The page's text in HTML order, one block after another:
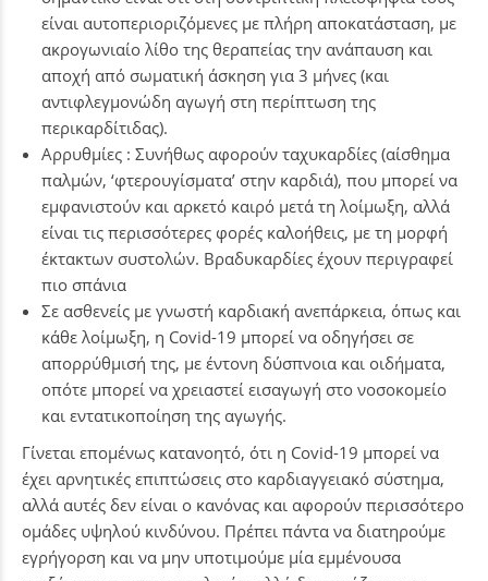
είναι αυτοπεριοριζόμενες με πλήρη αποκατάσταση, με
ακρογωνιαίο λίθο της θεραπείας την ανάπαυση και
αποχή από σωματική άσκηση για 3 μήνες (και
αντιφλεγμονώδη αγωγή στη περίπτωση της
περικαρδίτιδας).
Αρρυθμίες : Συνήθως αφορούν ταχυκαρδίες (αίσθημα
παλμών, ‘φτερουγίσματα’ στην καρδιά), που μπορεί να
εμφανιστούν και αρκετό καιρό μετά τη λοίμωξη, αλλά
είναι τις περισσότερες φορές καλοήθεις, με τη μορφή
έκτακτων συστολών. Βραδυκαρδίες έχουν περιγραφεί
πιο σπάνια
Σε ασθενείς με γνωστή καρδιακή ανεπάρκεια, όπως και
κάθε λοίμωξη, η Covid-19 μπορεί να οδηγήσει σε
απορρύθμισή της, με έντονη δύσπνοια και οιδήματα,
οπότε μπορεί να χρειαστεί εισαγωγή στο νοσοκομείο
και εντατικοποίηση της αγωγής.
Γίνεται επομένως κατανοητό, ότι η Covid-19 μπορεί να
έχει αρνητικές επιπτώσεις στο καρδιαγγειακό σύστημα,
αλλά αυτές δεν είναι ο κανόνας και αφορούν περισσότερο
ομάδες υψηλού κινδύνου. Πρέπει πάντα να διατηρούμε
εγρήγορση και να μην υποτιμούμε μία εμμένουσα